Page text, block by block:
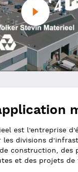
est l’entreprise
les divisions
construction, des
et des projets de